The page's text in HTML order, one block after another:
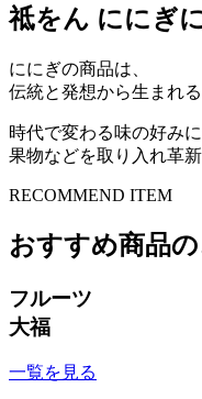
祗をん ににぎ
ににぎの商品は、
伝統と発想から生まれる
時代で変わる味の好み
果物などを取り入れ革
RECOMMEND ITEM
おすすめ商品
フルーツ
大福
一覧を見る